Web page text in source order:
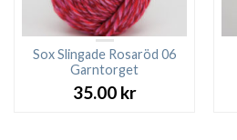
Sox Slingade Rosaröd 06
Garntorget
35.00 kr